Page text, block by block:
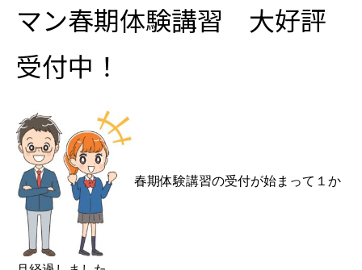
マン春期体験講習 大好評
受付中！
春期体験講習の受付が始まって１か